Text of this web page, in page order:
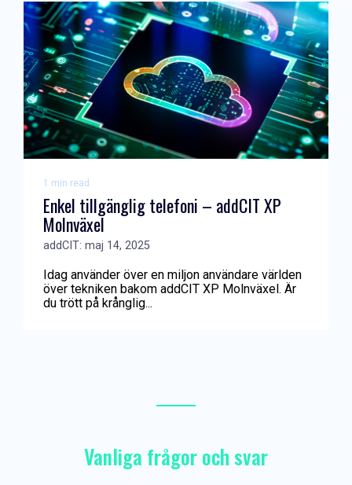
1 min read
Enkel tillgänglig telefoni – addCIT XP
Molnväxel
addCIT: maj 14, 2025
Idag använder över en miljon användare världen
över tekniken bakom addCIT XP Molnväxel. Är
du trött på krånglig...
Vanliga frågor och svar